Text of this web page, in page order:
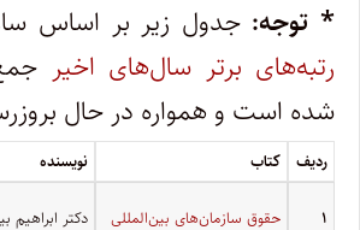
* توجه: جدول زیر بر اساس
رتبه‌های برتر سال‌های اخیر
شده است و همواره در حال
ردیف کتاب نویسنده
۱ حقوق سازمان‌های بین‌المللی دکتر ابراهیم